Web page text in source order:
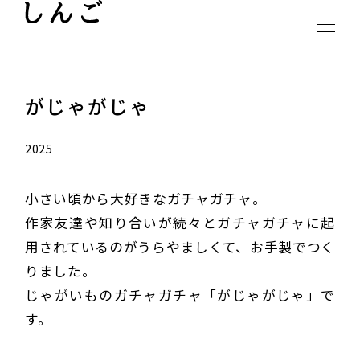
INSTAGRAM
がじゃがじゃ
2025
小さい頃から大好きなガチャガチャ。
作家友達や知り合いが続々とガチャガチャに起
用されているのがうらやましくて、お手製でつく
りました。
じゃがいものガチャガチャ「がじゃがじゃ」で
す。